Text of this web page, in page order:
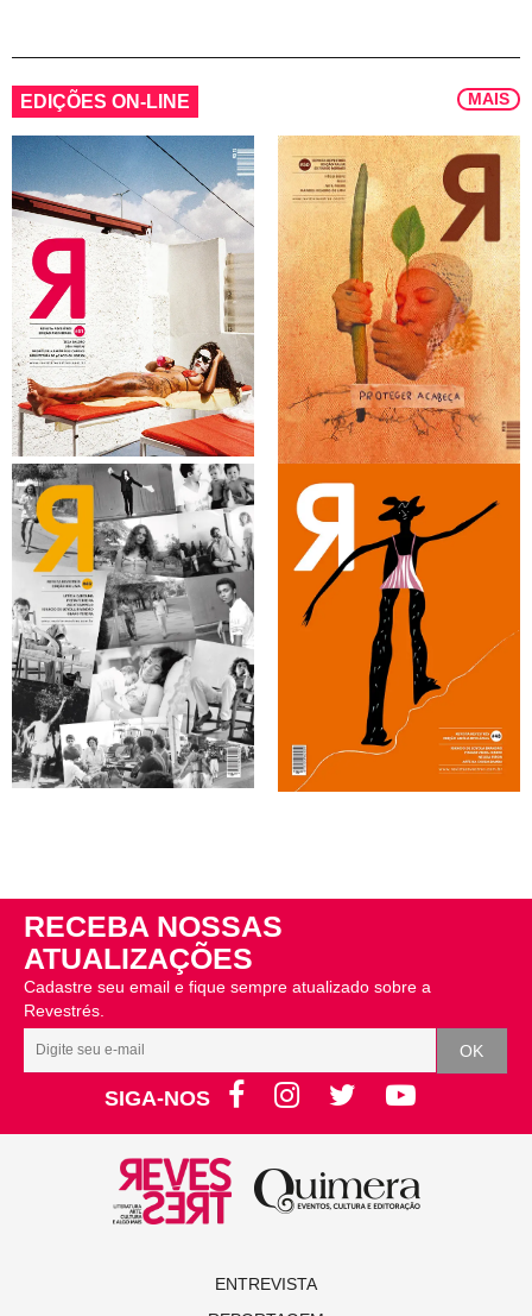
EDIÇÕES ON-LINE MAIS
RECEBA NOSSAS
ATUALIZAÇÕES
Cadastre seu email e fique sempre atualizado sobre a
Revestrés.
SIGA-NOS
ENTREVISTA